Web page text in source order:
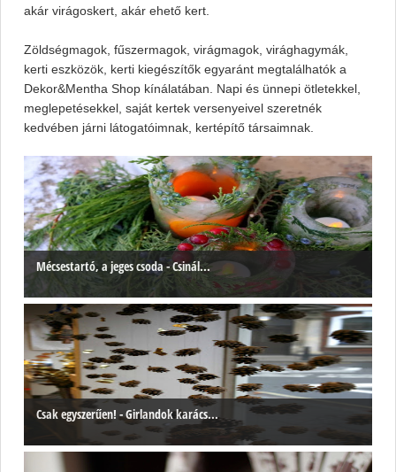
akár virágoskert, akár ehető kert.
Zöldségmagok, fűszermagok, virágmagok, virághagymák,
kerti eszközök, kerti kiegészítők egyaránt megtalálhatók a
Dekor&Mentha Shop kínálatában. Napi és ünnepi ötletekkel,
meglepetésekkel, saját kertek versenyeivel szeretnék
kedvében járni látogatóimnak, kertépítő társaimnak.
Mécsestartó, a jeges csoda - Csinál...
Csak egyszerűen! - Girlandok karács...